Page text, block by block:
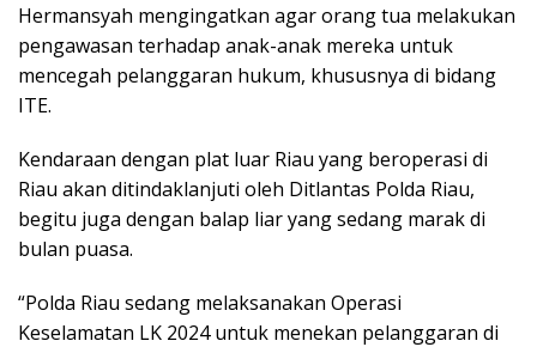
Hermansyah mengingatkan agar orang tua melakukan
pengawasan terhadap anak-anak mereka untuk
mencegah pelanggaran hukum, khususnya di bidang
ITE.
Kendaraan dengan plat luar Riau yang beroperasi di
Riau akan ditindaklanjuti oleh Ditlantas Polda Riau,
begitu juga dengan balap liar yang sedang marak di
bulan puasa.
“Polda Riau sedang melaksanakan Operasi
Keselamatan LK 2024 untuk menekan pelanggaran di